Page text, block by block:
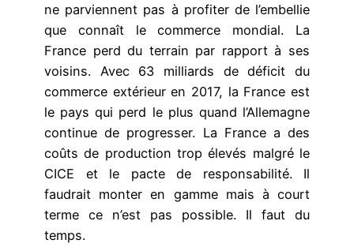
ne parviennent pas à profiter de l’embellie
que connaît le commerce mondial. La
France perd du terrain par rapport à ses
voisins. Avec 63 milliards de déficit du
commerce extérieur en 2017, la France est
le pays qui perd le plus quand l’Allemagne
continue de progresser. La France a des
coûts de production trop élevés malgré le
CICE et le pacte de responsabilité. Il
faudrait monter en gamme mais à court
terme ce n’est pas possible. Il faut du
temps.